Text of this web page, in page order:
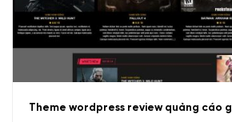
Theme wordpress review quảng cáo